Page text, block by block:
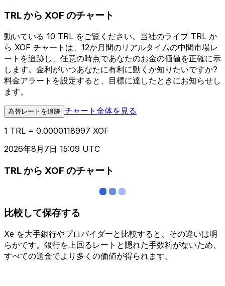
TRL から XOF のチャート
動いている 10 TRL をご覧ください。当社のライブ TRL か
ら XOF チャートは、12か月間のリアルタイムの中間市場レ
ートを追跡し、任意の時点であなたのお金の価値を正確に示
します。金利がいつあなたに有利に動くか知りたいですか?
料金アラートを設定すると、目標に達したときにお知らせし
ます。
為替レートを追跡 チャート全体を見る
1 TRL = 0.0000118997 XOF
2026年8月7日 15:09 UTC
TRL から XOF のチャート
比較して保存する
Xe を大手銀行やプロバイダーと比較すると、その違いは明
らかです。銀行を上回るレートと隠れた手数料がないため、
すべての送金でより多くの価値が得られます。